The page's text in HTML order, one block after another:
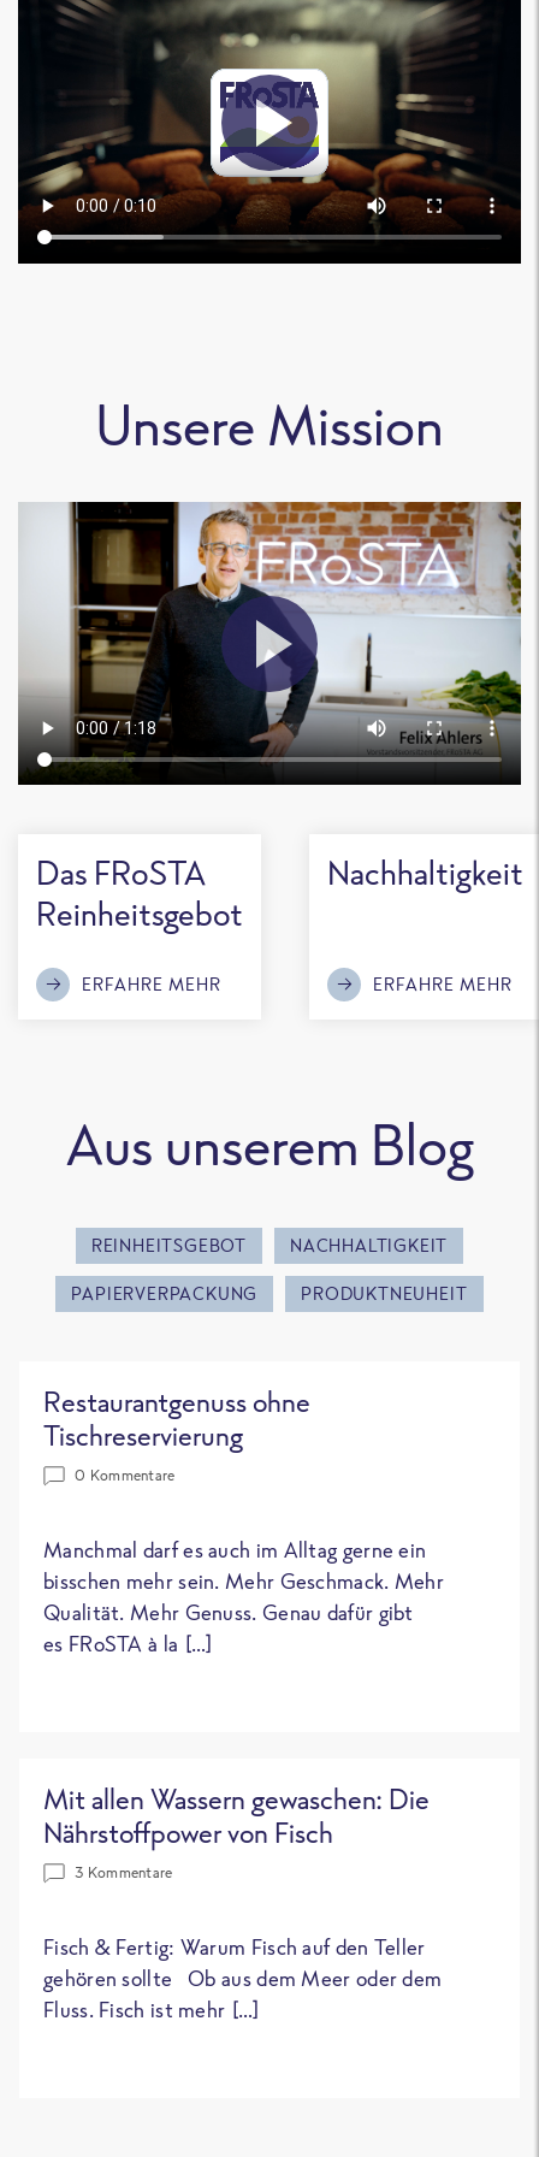
Unsere Mission
Das FRoSTA
Reinheitsgebot
ERFAHRE MEHR
Nachhaltigkeit
ERFAHRE MEHR
Aus unserem Blog
REINHEITSGEBOT NACHHALTIGKEIT
PAPIERVERPACKUNG PRODUKTNEUHEIT
Restaurantgenuss ohne
Tischreservierung
0 Kommentare
Manchmal darf es auch im Alltag gerne ein
bisschen mehr sein. Mehr Geschmack. Mehr
Qualität. Mehr Genuss. Genau dafür gibt
es FRoSTA à la […]
Mit allen Wassern gewaschen: Die
Nährstoffpower von Fisch
3 Kommentare
Fisch & Fertig: Warum Fisch auf den Teller
gehören sollte Ob aus dem Meer oder dem
Fluss. Fisch ist mehr […]